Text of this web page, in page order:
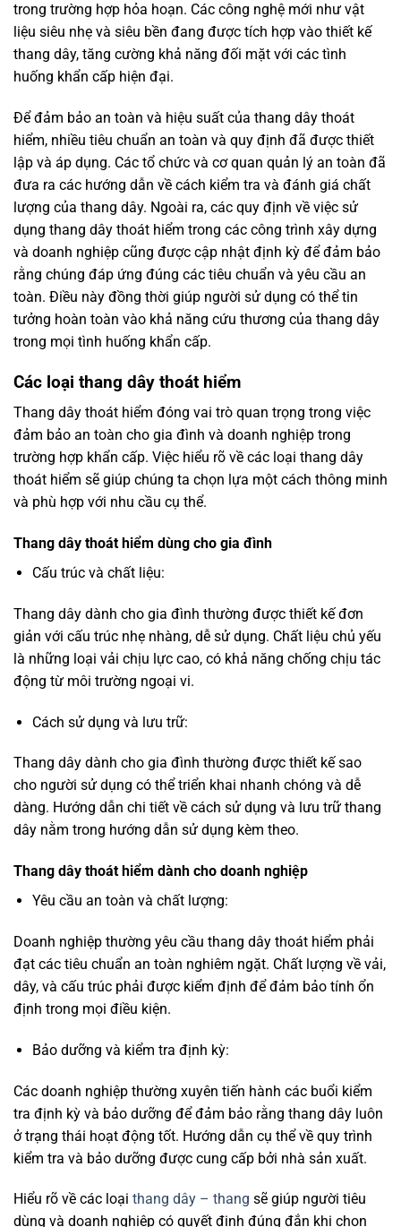
trong trường hợp hỏa hoạn. Các công nghệ mới như vật
liệu siêu nhẹ và siêu bền đang được tích hợp vào thiết kế
thang dây, tăng cường khả năng đối mặt với các tình
huống khẩn cấp hiện đại.
Để đảm bảo an toàn và hiệu suất của thang dây thoát
hiểm, nhiều tiêu chuẩn an toàn và quy định đã được thiết
lập và áp dụng. Các tổ chức và cơ quan quản lý an toàn đã
đưa ra các hướng dẫn về cách kiểm tra và đánh giá chất
lượng của thang dây. Ngoài ra, các quy định về việc sử
dụng thang dây thoát hiểm trong các công trình xây dựng
và doanh nghiệp cũng được cập nhật định kỳ để đảm bảo
rằng chúng đáp ứng đúng các tiêu chuẩn và yêu cầu an
toàn. Điều này đồng thời giúp người sử dụng có thể tin
tưởng hoàn toàn vào khả năng cứu thương của thang dây
trong mọi tình huống khẩn cấp.
Các loại thang dây thoát hiểm
Thang dây thoát hiểm đóng vai trò quan trọng trong việc
đảm bảo an toàn cho gia đình và doanh nghiệp trong
trường hợp khẩn cấp. Việc hiểu rõ về các loại thang dây
thoát hiểm sẽ giúp chúng ta chọn lựa một cách thông minh
và phù hợp với nhu cầu cụ thể.
Thang dây thoát hiểm dùng cho gia đình
Cấu trúc và chất liệu:
Thang dây dành cho gia đình thường được thiết kế đơn
giản với cấu trúc nhẹ nhàng, dễ sử dụng. Chất liệu chủ yếu
là những loại vải chịu lực cao, có khả năng chống chịu tác
động từ môi trường ngoại vi.
Cách sử dụng và lưu trữ:
Thang dây dành cho gia đình thường được thiết kế sao
cho người sử dụng có thể triển khai nhanh chóng và dễ
dàng. Hướng dẫn chi tiết về cách sử dụng và lưu trữ thang
dây nằm trong hướng dẫn sử dụng kèm theo.
Thang dây thoát hiểm dành cho doanh nghiệp
Yêu cầu an toàn và chất lượng:
Doanh nghiệp thường yêu cầu thang dây thoát hiểm phải
đạt các tiêu chuẩn an toàn nghiêm ngặt. Chất lượng về vải,
dây, và cấu trúc phải được kiểm định để đảm bảo tính ổn
định trong mọi điều kiện.
Bảo dưỡng và kiểm tra định kỳ:
Các doanh nghiệp thường xuyên tiến hành các buổi kiểm
tra định kỳ và bảo dưỡng để đảm bảo rằng thang dây luôn
ở trạng thái hoạt động tốt. Hướng dẫn cụ thể về quy trình
kiểm tra và bảo dưỡng được cung cấp bởi nhà sản xuất.
Hiểu rõ về các loại thang dây – thang sẽ giúp người tiêu
dùng và doanh nghiệp có quyết định đúng đắn khi chọn